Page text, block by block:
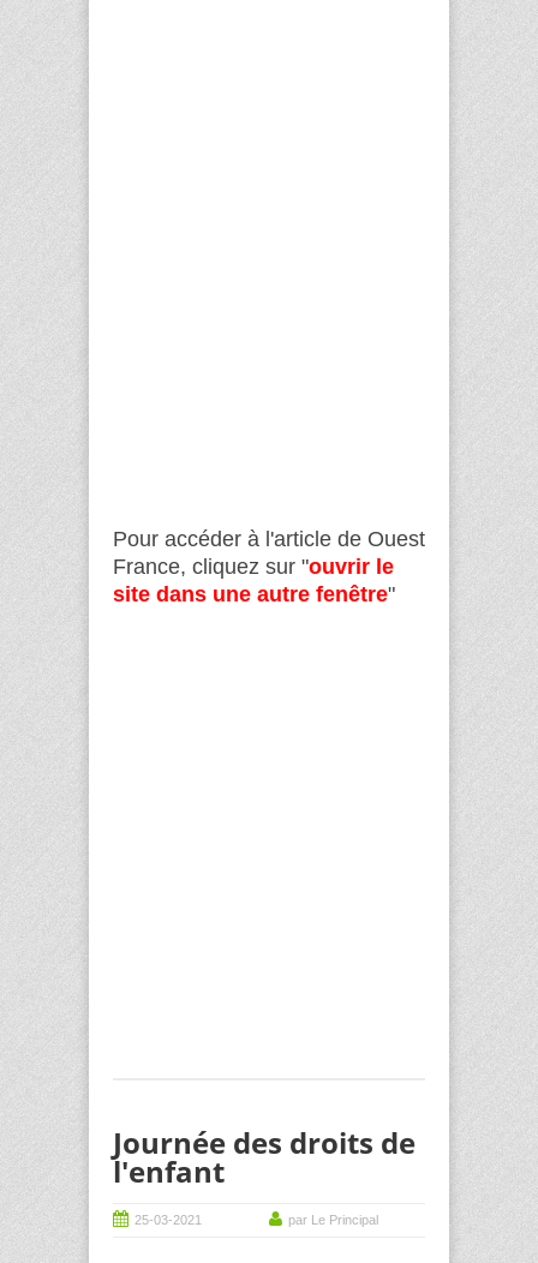
Pour accéder à l'article de Ouest
France, cliquez sur "ouvrir le
site dans une autre fenêtre"
Journée des droits de
l'enfant
25-03-2021 par Le Principal